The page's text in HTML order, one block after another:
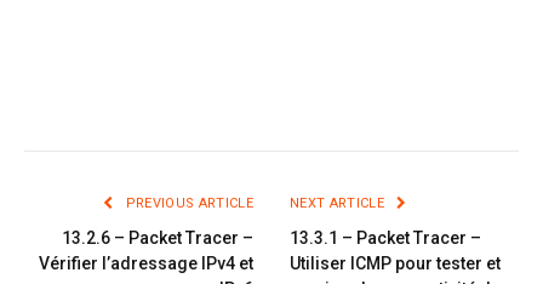
PREVIOUS ARTICLE
13.2.6 – Packet Tracer –
Vérifier l’adressage IPv4 et
NEXT ARTICLE
13.3.1 – Packet Tracer –
Utiliser ICMP pour tester et